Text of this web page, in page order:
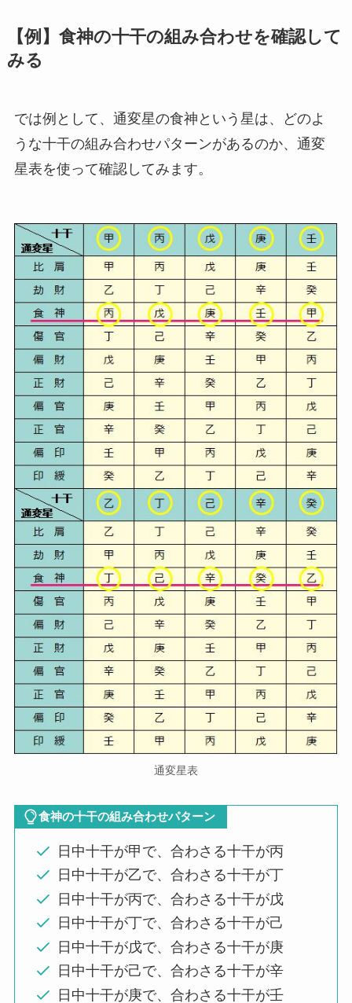
【例】食神の十干の組み合わせを確認して
みる
では例として、通変星の食神という星は、どのよ
うな十干の組み合わせパターンがあるのか、通変
星表を使って確認してみます。
通変星表
食神の十干の組み合わせパターン
日中十干が甲で、合わさる十干が丙
日中十干が乙で、合わさる十干が丁
日中十干が丙で、合わさる十干が戊
日中十干が丁で、合わさる十干が己
日中十干が戊で、合わさる十干が庚
日中十干が己で、合わさる十干が辛
日中十干が庚で、合わさる十干が壬